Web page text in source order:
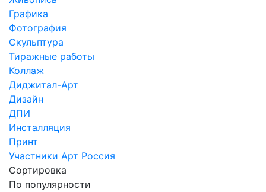
Графика
Фотография
Скульптура
Тиражные работы
Коллаж
Диджитал-Арт
Дизайн
ДПИ
Инсталляция
Принт
Участники Арт Россия
Сортировка
По популярности